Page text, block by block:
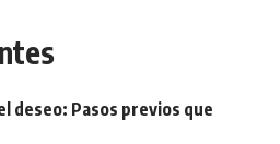
deseo: Pasos previos que